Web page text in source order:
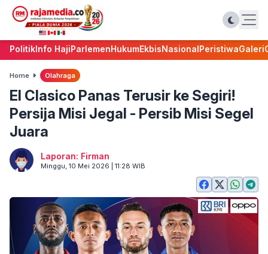
PolitikInfo HajiParlemenHukumEkbisNasionalPeristiwaGaleri
Home Olahraga
El Clasico Panas Terusir ke Segiri!
Persija Misi Jegal - Persib Misi Segel
Juara
Laporan: Firman
Minggu, 10 Mei 2026 | 11:28 WIB